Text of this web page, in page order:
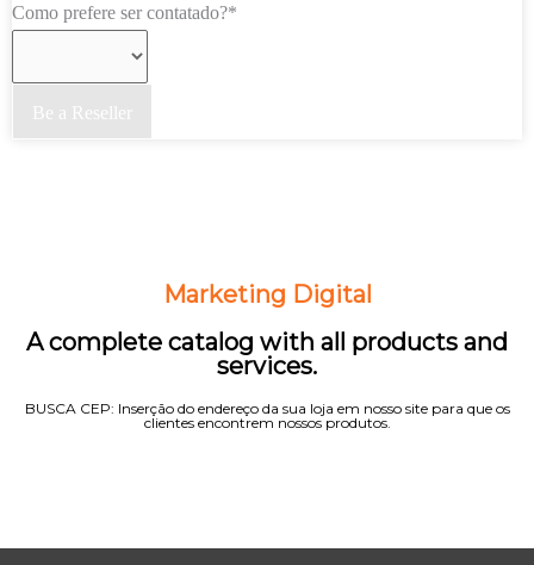
Como prefere ser contatado?*
Be a Reseller
Marketing Digital
A complete catalog with all products and
services.
BUSCA CEP: Inserção do endereço da sua loja em nosso site para que os
clientes encontrem nossos produtos.